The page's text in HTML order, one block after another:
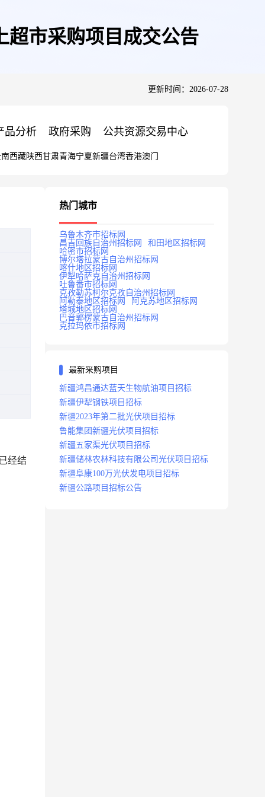
超市采购项目成交公告
更新时间：2026-07-28
品分析 政府采购 公共资源交易中心
西藏陕西甘肃青海宁夏新疆台湾香港澳门
经结
热门城市
乌鲁木齐市招标网
昌吉回族自治州招标网
和田地区招标网
哈密市招标网
博尔塔拉蒙古自治州招标网
喀什地区招标网
伊犁哈萨克自治州招标网
吐鲁番市招标网
克孜勒苏柯尔克孜自治州招标网
阿勒泰地区招标网
阿克苏地区招标网
塔城地区招标网
巴音郭楞蒙古自治州招标网
克拉玛依市招标网
最新采购项目
新疆鸿昌通达蓝天生物航油项目招标
新疆伊犁钢铁项目招标
新疆2023年第二批光伏项目招标
鲁能集团新疆光伏项目招标
新疆五家渠光伏项目招标
新疆储林农林科技有限公司光伏项目招标
新疆阜康100万光伏发电项目招标
新疆公路项目招标公告